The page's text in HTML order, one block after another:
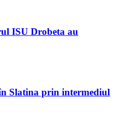
ISU Drobeta au
Slatina prin intermediul